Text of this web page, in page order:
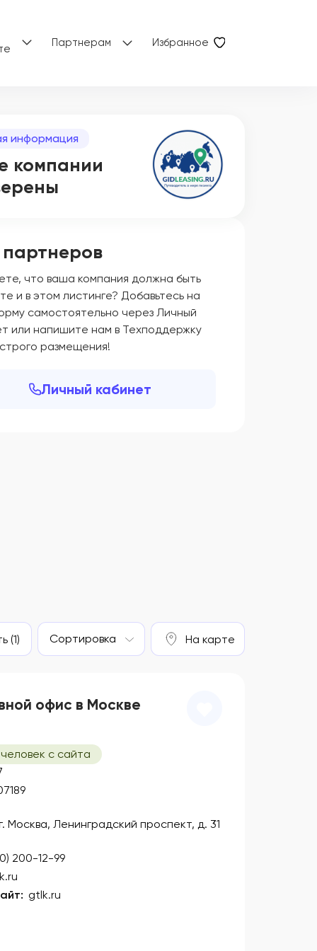
Партнерам Избранное
информация
компании
что ваша компания должна быть
и в этом листинге? Добавьтесь на
самостоятельно через Личный
или напишите нам в Техподдержку
размещения!
Личный кабинет
(1) Сортировка На карте
офис в Москве
с сайта
Москва, Ленинградский проспект, д. 31
200-12-99
gtlk.ru